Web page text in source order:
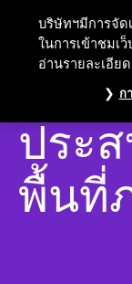
ชับบ์
ประ
พื้นที่
บริษัทฯมีการจัด
ในการเข้าชมเ
อ่านรายละเอีย
ก